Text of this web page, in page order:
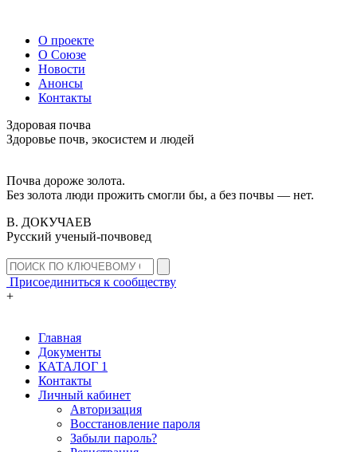
О проекте
О Союзе
Новости
Анонсы
Контакты
Здоровая почва
Здоровье почв, экосистем и людей
Почва дороже золота.
Без золота люди прожить смогли бы, а без почвы — нет.
В. ДОКУЧАЕВ
Русский ученый-почвовед
Присоединиться к сообществу
+
Главная
Документы
КАТАЛОГ 1
Контакты
Личный кабинет
Авторизация
Восстановление пароля
Забыли пароль?